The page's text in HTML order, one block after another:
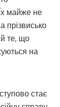
майже не
прізвисько
те, що
на
стає